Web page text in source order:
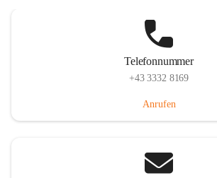
Telefonnummer
+43 3332 8169
Anrufen